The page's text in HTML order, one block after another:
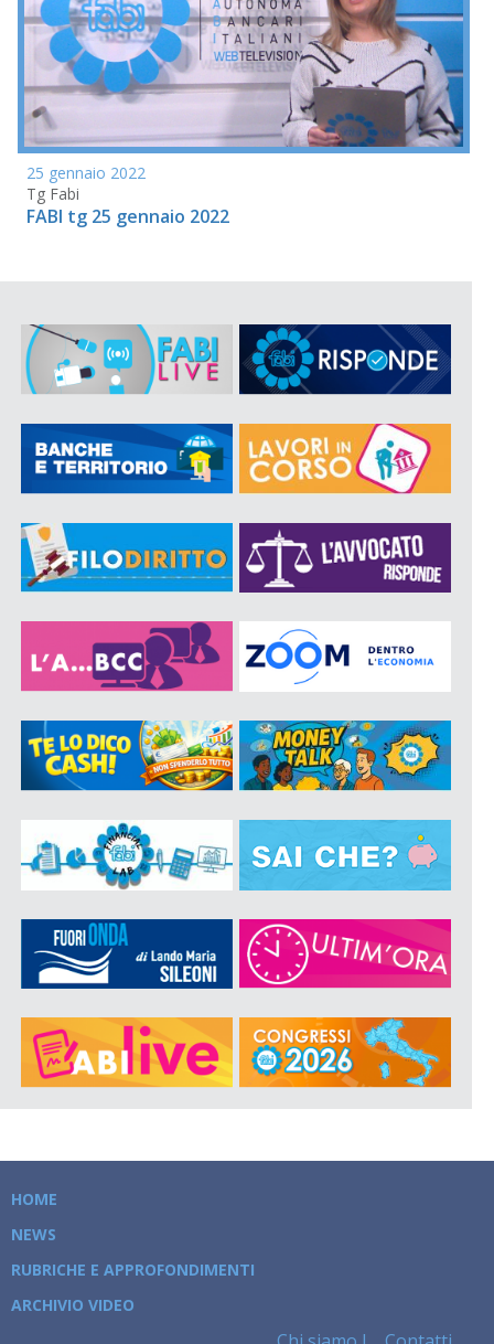
25 gennaio 2022
Tg Fabi
FABI tg 25 gennaio 2022
HOME
NEWS
RUBRICHE E APPROFONDIMENTI
ARCHIVIO VIDEO